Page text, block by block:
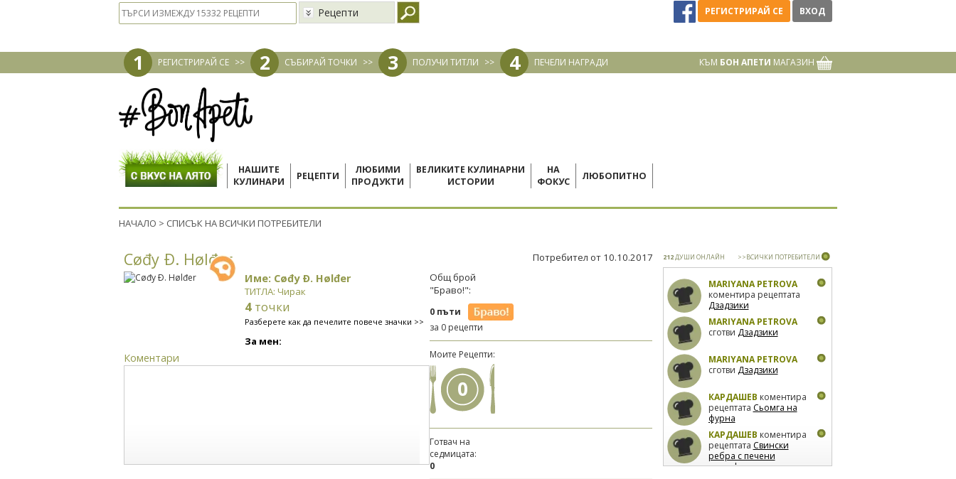
Рецепти РЕГИСТРИРАЙ СЕ ВХОД
1 РЕГИСТРИРАЙ СЕ >> 2 СЪБИРАЙ ТОЧКИ >> 3 ПОЛУЧИ ТИТЛИ >> 4 ПЕЧЕЛИ НАГРАДИ КЪМ БОН АПЕТИ МАГАЗИН
НАШИТЕ
КУЛИНАРИ
РЕЦЕПТИ
ЛЮБИМИ
ПРОДУКТИ
ВЕЛИКИТЕ КУЛИНАРНИ
ИСТОРИИ
НА
ФОКУС
ЛЮБОПИТНО
НАЧАЛО > СПИСЪК НА ВСИЧКИ ПОТРЕБИТЕЛИ
Cøđy Ð. Hølđer Потребител от 10.10.2017
Име: Cøđy Ð. Hølđer
ТИТЛА: Чирак
4 точки
Разберете как да печелите повече значки >>
За мен:
Коментари
Общ брой
"Браво!":
0 пъти
за 0 рецепти
Моите Рецепти:
0
Готвач на
седмицата:
0
212ДУШИ ОНЛАЙН >>ВСИЧКИ ПОТРЕБИТЕЛИ
MARIYANA PETROVA
коментира рецептата
Дзадзики
MARIYANA PETROVA
сготви Дзадзики
MARIYANA PETROVA
сготви Дзадзики
КАРДАШЕВ коментира
рецептата Сьомга на
фурна
КАРДАШЕВ коментира
рецептата Свински
ребра с печени
картофи